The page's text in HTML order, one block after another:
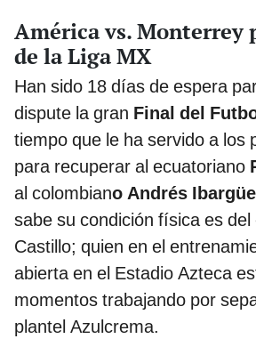
América vs. Monterrey
de la Liga MX
Han sido 18 días de espera
dispute la gran Final del
tiempo que le ha servido a los
para recuperar al ecuatoriano
al colombiano Andrés
sabe su condición física es del
Castillo; quien en el
abierta en el Estadio Azteca
momentos trabajando por
plantel Azulcrema.